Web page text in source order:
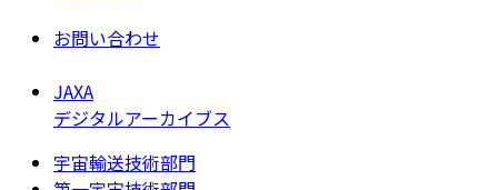
お問い合わせ
JAXA
デジタルアーカイブス
宇宙輸送技術部門